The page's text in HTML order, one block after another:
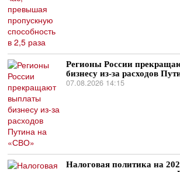
Регионы России
бизнесу из-за расходов
07.08.2026 14:15
Налоговая политика на